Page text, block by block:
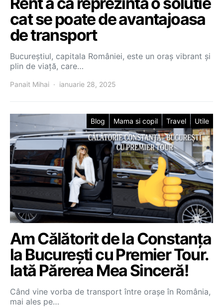
cat se poate de avantajoasa
de transport
Bucureștiul, capitala României, este un oraș vibrant și
plin de viață, care…
Panait Mihai ianuarie 28, 2025
Blog Mama si copil Travel Utile
Am Călătorit de la Constanța
la București cu Premier Tour.
Iată Părerea Mea Sinceră!
Când vine vorba de transport între orașe în România,
mai ales pe…